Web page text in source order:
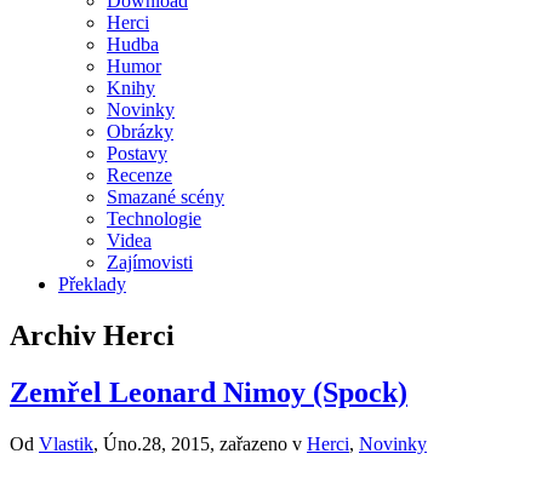
Herci
Hudba
Humor
Knihy
Novinky
Obrázky
Postavy
Recenze
Smazané scény
Technologie
Videa
Zajímovisti
Překlady
Archiv Herci
Zemřel Leonard Nimoy (Spock)
Od Vlastik, Úno.28, 2015, zařazeno v Herci, Novinky